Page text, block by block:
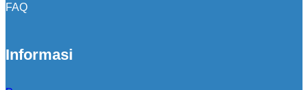
FAQ
Informasi